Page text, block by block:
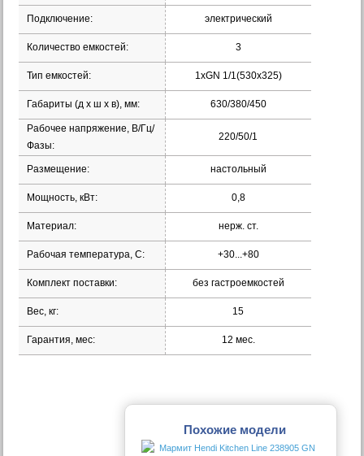
Подключение: электрический
Количество емкостей: 3
Тип емкостей: 1хGN 1/1(530х325)
Габариты (д х ш х в), мм: 630/380/450
Рабочее напряжение, В/Гц/
Фазы:
220/50/1
Размещение: настольный
Мощность, кВт: 0,8
Материал: нерж. ст.
Рабочая температура, С: +30...+80
Комплект поставки: без гастроемкостей
Вес, кг: 15
Гарантия, мес: 12 мес.
Похожие модели